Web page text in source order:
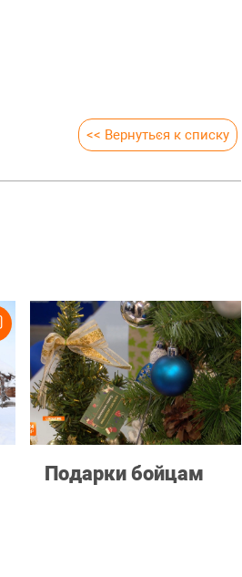
<< Вернуться к списку
Подарки бойцам